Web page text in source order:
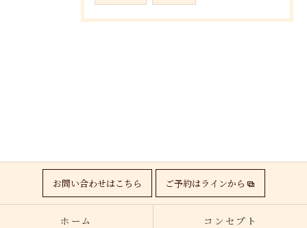
お問い合わせはこちら ご予約はラインから
ホーム コンセプト